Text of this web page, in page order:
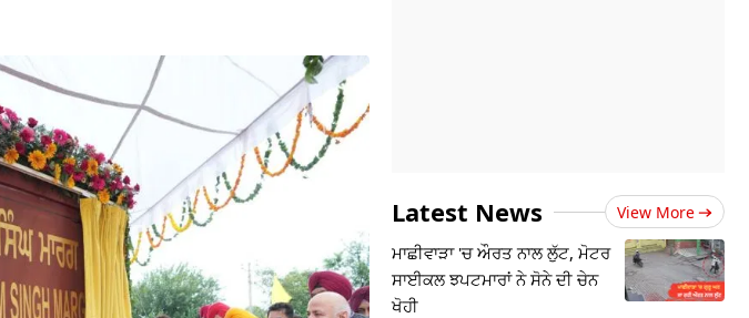
Latest News View More
ਮਾਛੀਵਾੜਾ 'ਚ ਔਰਤ ਨਾਲ ਲੁੱਟ, ਮੋਟਰ
ਸਾਈਕਲ ਝਪਟਮਾਰਾਂ ਨੇ ਸੋਨੇ ਦੀ ਚੇਨ
ਖੋਹੀ